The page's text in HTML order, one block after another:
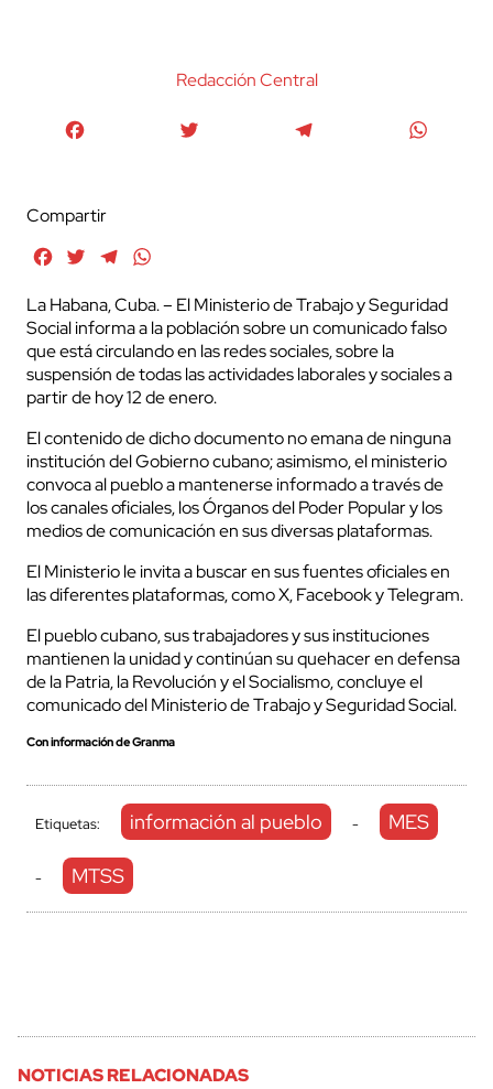
Redacción Central
Compartir
FacebookTwitterTelegram
La Habana, Cuba. – El Ministerio de Trabajo y Seguridad
Social informa a la población sobre un comunicado falso
que está circulando en las redes sociales, sobre la
suspensión de todas las actividades laborales y sociales a
partir de hoy 12 de enero.
El contenido de dicho documento no emana de ninguna
institución del Gobierno cubano; asimismo, el ministerio
convoca al pueblo a mantenerse informado a través de
los canales oficiales, los Órganos del Poder Popular y los
medios de comunicación en sus diversas plataformas.
El Ministerio le invita a buscar en sus fuentes oficiales en
las diferentes plataformas, como X, Facebook y Telegram.
El pueblo cubano, sus trabajadores y sus instituciones
mantienen la unidad y continúan su quehacer en defensa
de la Patria, la Revolución y el Socialismo, concluye el
comunicado del Ministerio de Trabajo y Seguridad Social.
Con información de Granma
Etiquetas: información al pueblo - MES
- MTSS
NOTICIAS RELACIONADAS